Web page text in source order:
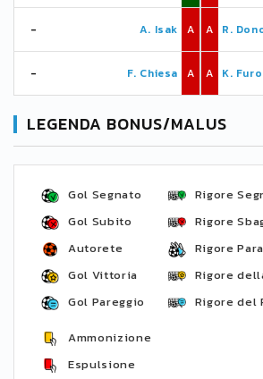
- A. Isak A
- F. Chiesa A
A R.
A K. Furo
LEGENDA BONUS/MALUS
Gol Segnato
Gol Subito
Autorete
Gol Vittoria
Gol Pareggio
Rigore
Rigore
Rigore
Rigore
Rigore del
Ammonizione
Espulsione